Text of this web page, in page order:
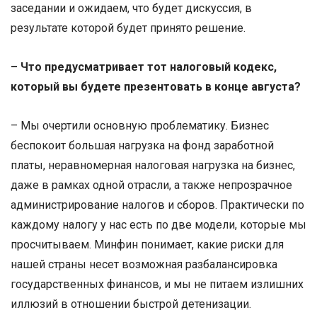
заседании и ожидаем, что будет дискуссия, в
результате которой будет принято решение.
– Что предусматривает тот налоговый кодекс,
который вы будете презентовать в конце августа?
– Мы очертили основную проблематику. Бизнес
беспокоит большая нагрузка на фонд заработной
платы, неравномерная налоговая нагрузка на бизнес,
даже в рамках одной отрасли, а также непрозрачное
администрирование налогов и сборов. Практически по
каждому налогу у нас есть по две модели, которые мы
просчитываем. Минфин понимает, какие риски для
нашей страны несет возможная разбалансировка
государственных финансов, и мы не питаем излишних
иллюзий в отношении быстрой детенизации.